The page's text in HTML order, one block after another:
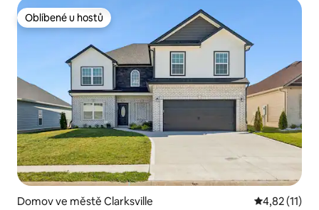
Oblíbené u hostů
Oblíbené u hostů
Domov ve městě Clarksville Průměrné
4,82 (11)